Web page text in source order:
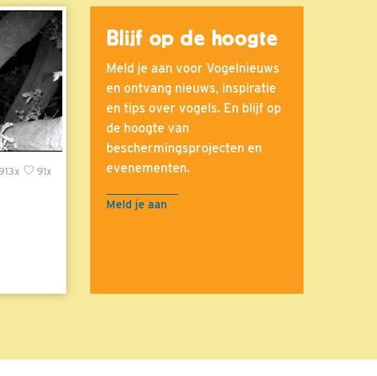
91x
Blijf op de hoogte
Meld je aan voor Vogelnieuws
en ontvang nieuws, inspiratie
en tips over vogels. En blijf op
de hoogte van
beschermingsprojecten en
evenementen.
Meld je aan